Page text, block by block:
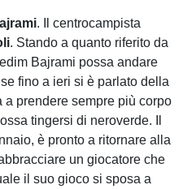
. Il centrocampista
. Stando a quanto riferito da
Bajrami possa andare
fino a ieri si è parlato della
prendere sempre più corpo
tingersi di neroverde. Il
è pronto a ritornare alla
un giocatore che
il suo gioco si sposa a